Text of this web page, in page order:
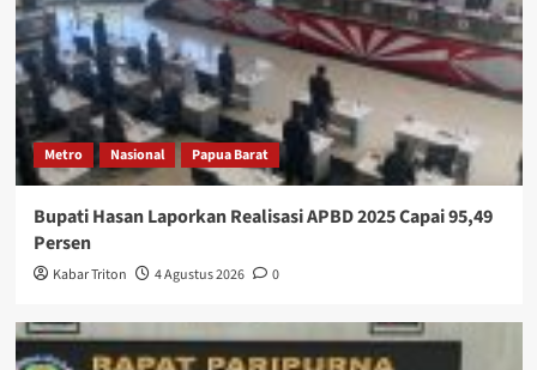
Metro Nasional Papua Barat
Bupati Hasan Laporkan Realisasi APBD 2025 Capai 95,49
Persen
Kabar Triton 4 Agustus 2026 0